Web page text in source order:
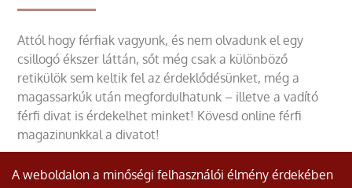
Attól hogy férfiak vagyunk, és nem olvadunk el egy
csillogó ékszer láttán, sőt még csak a különböző
retikülök sem keltik fel az érdeklődésünket, még a
magassarkúk után megfordulhatunk – illetve a vadító
férfi divat is érdekelhet minket! Kövesd online férfi
magazinunkkal a divatot!
A weboldalon a minőségi felhasználói élmény érdekében